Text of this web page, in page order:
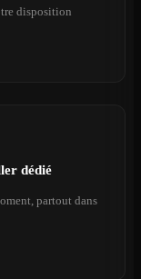
disposition
dédié
partout dans